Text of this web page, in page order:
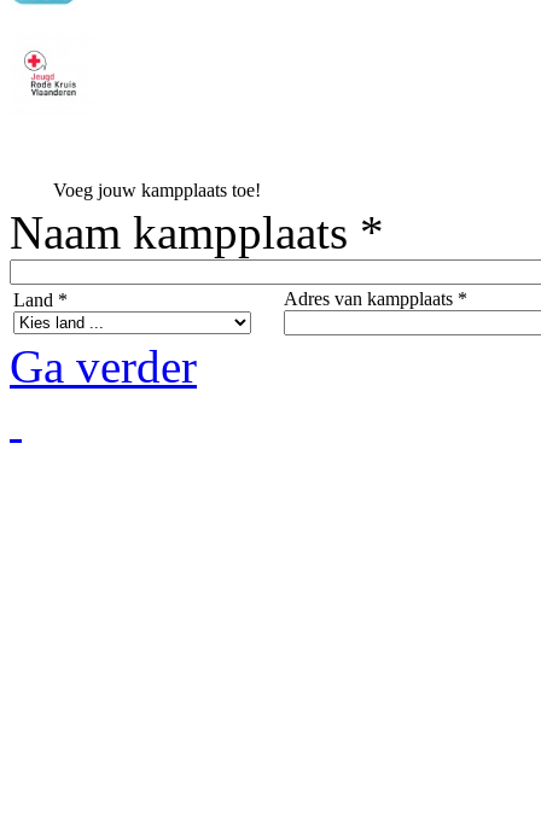
Voeg jouw kampplaats toe!
Naam kampplaats *
Land * Adres van kampplaats *
Ga verder